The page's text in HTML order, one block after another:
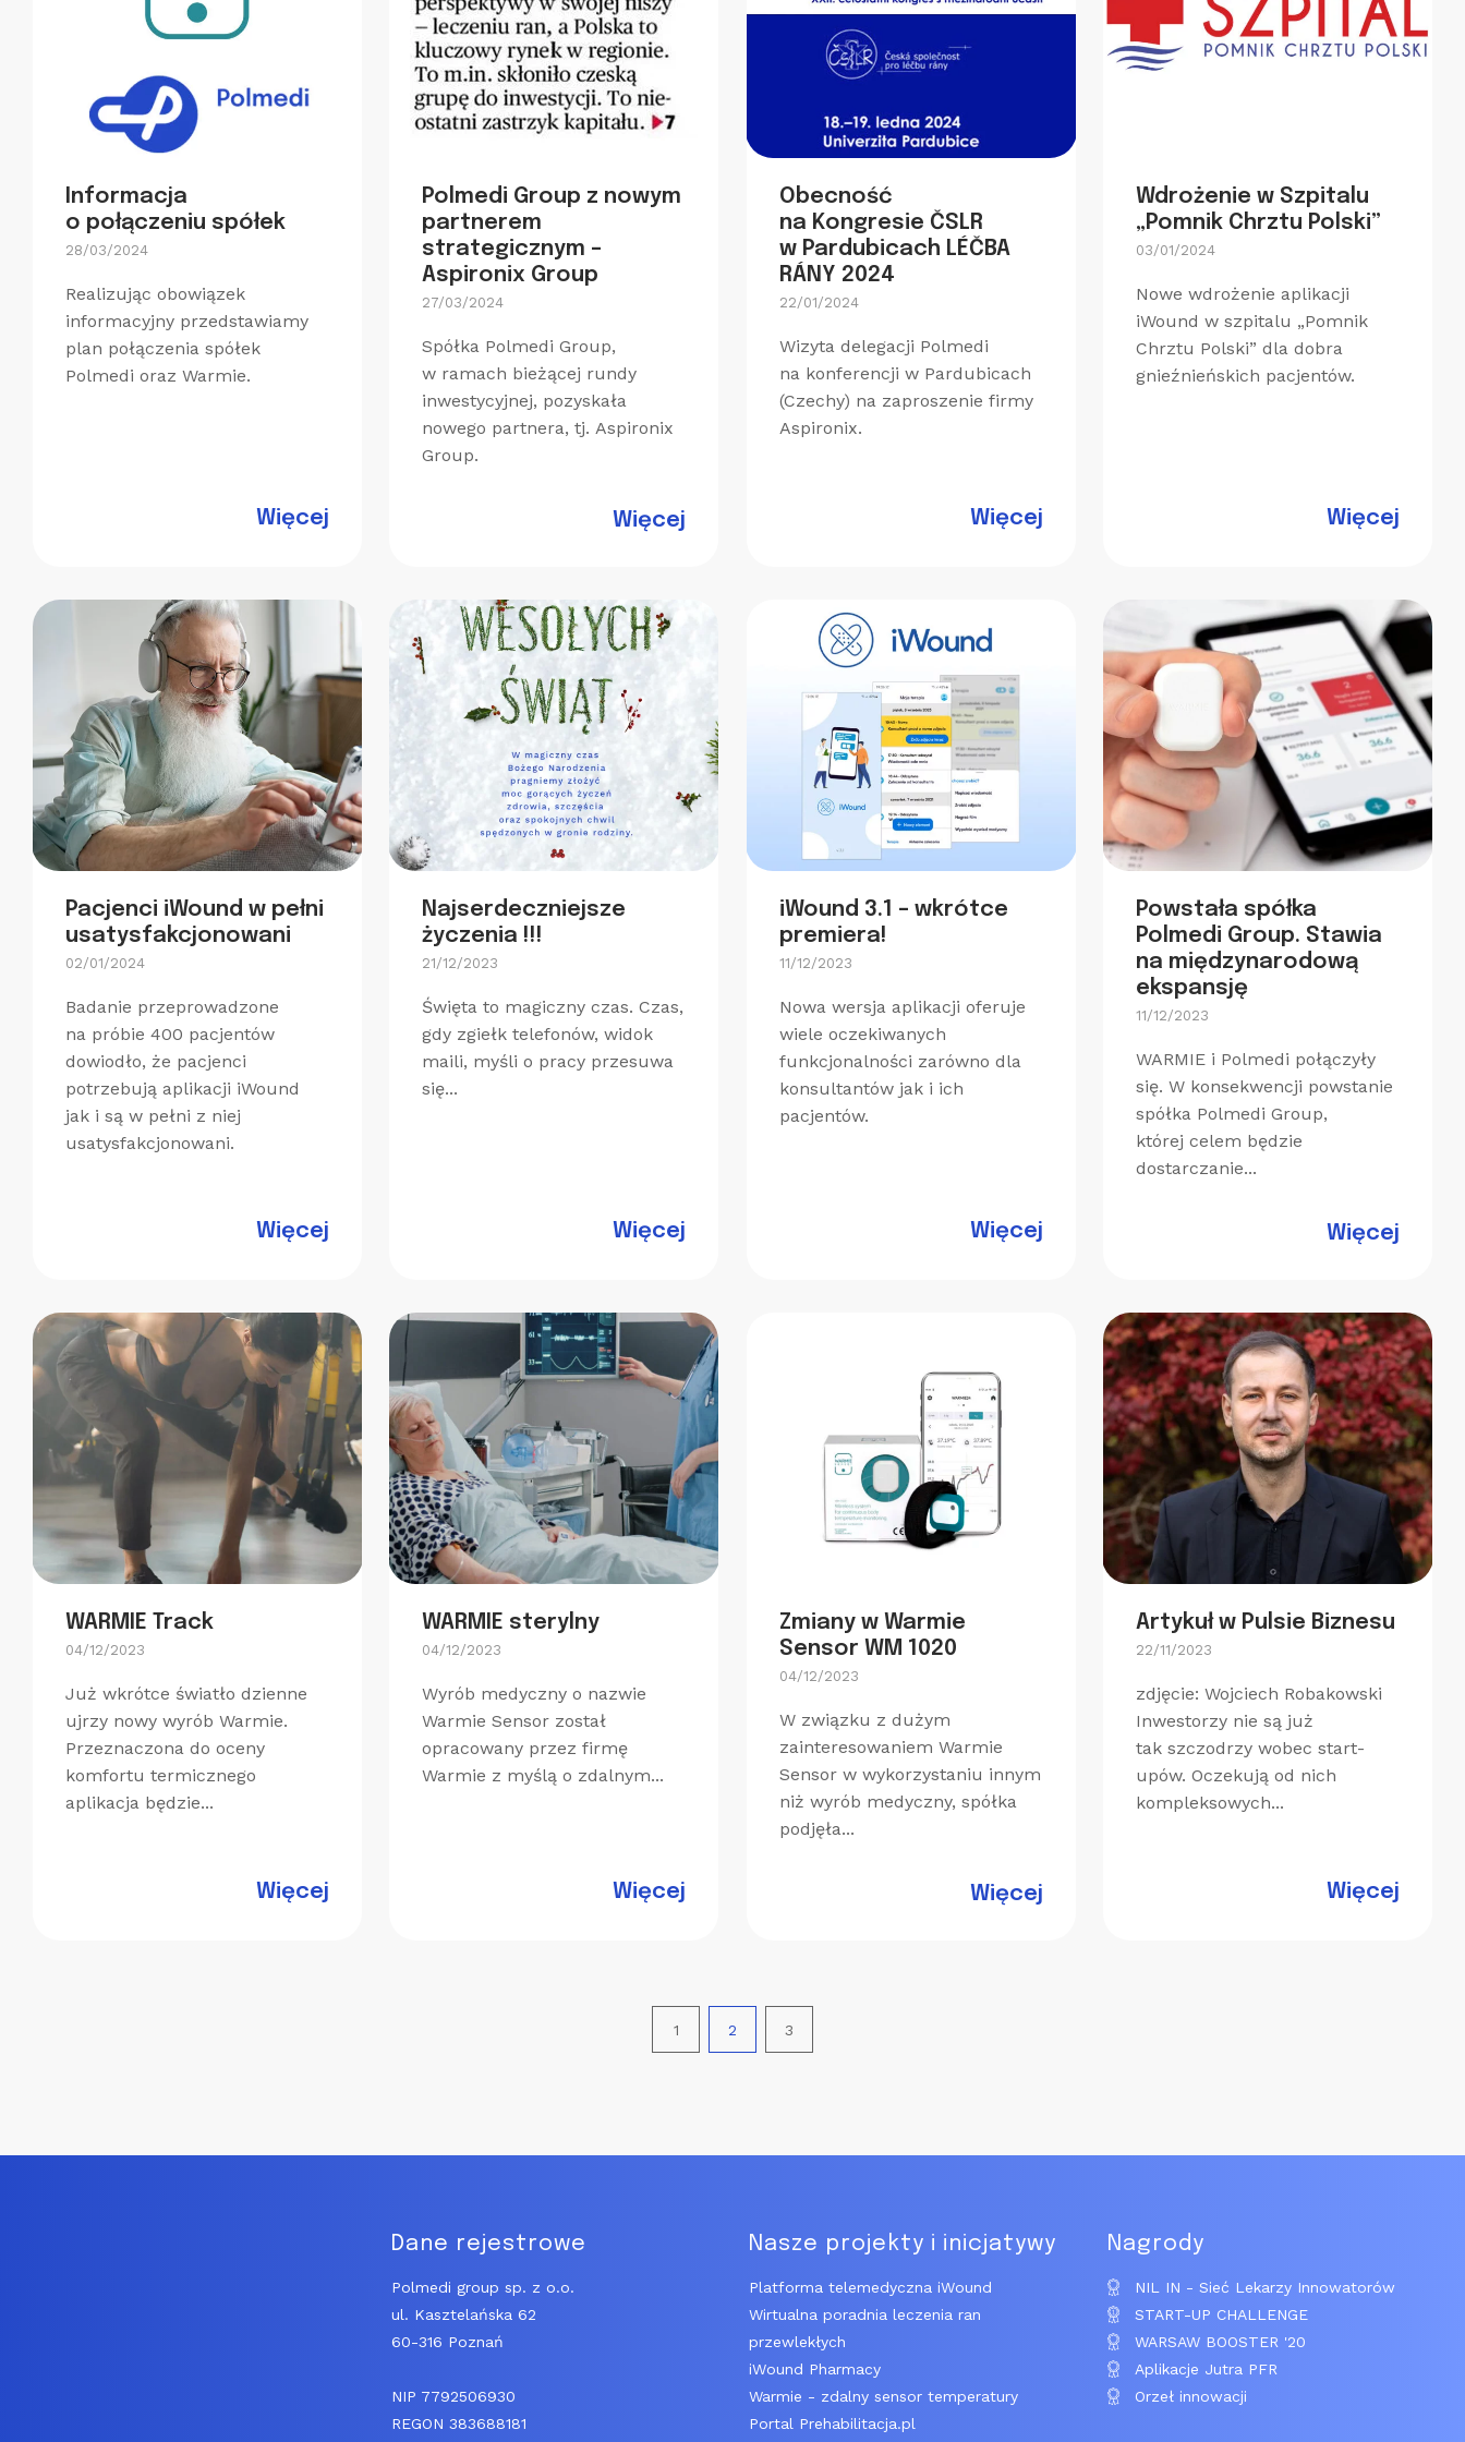
Informacja
o połączeniu spółek
28/03/2024
Realizując obowiązek
informacyjny przedstawiamy
plan połączenia spółek
Polmedi oraz Warmie.
Więcej
Polmedi Group z nowym
partnerem
strategicznym –
Aspironix Group
27/03/2024
Spółka Polmedi Group,
w ramach bieżącej rundy
inwestycyjnej, pozyskała
nowego partnera, tj. Aspironix
Group.
Więcej
Obecność
na Kongresie ČSLR
w Pardubicach LÉČBA
RÁNY 2024
22/01/2024
Wizyta delegacji Polmedi
na konferencji w Pardubicach
(Czechy) na zaproszenie firmy
Aspironix.
Więcej
Wdrożenie w Szpitalu
„Pomnik Chrztu Polski”
03/01/2024
Nowe wdrożenie aplikacji
iWound w szpitalu „Pomnik
Chrztu Polski” dla dobra
gnieźnieńskich pacjentów.
Więcej
Pacjenci iWound w pełni
usatysfakcjonowani
02/01/2024
Badanie przeprowadzone
na próbie 400 pacjentów
dowiodło, że pacjenci
potrzebują aplikacji iWound
jak i są w pełni z niej
usatysfakcjonowani.
Więcej
Najserdeczniejsze
życzenia !!!
21/12/2023
Święta to magiczny czas. Czas,
gdy zgiełk telefonów, widok
maili, myśli o pracy przesuwa
się...
Więcej
iWound 3.1 – wkrótce
premiera!
11/12/2023
Nowa wersja aplikacji oferuje
wiele oczekiwanych
funkcjonalności zarówno dla
konsultantów jak i ich
pacjentów.
Więcej
Powstała spółka
Polmedi Group. Stawia
na międzynarodową
ekspansję
11/12/2023
WARMIE i Polmedi połączyły
się. W konsekwencji powstanie
spółka Polmedi Group,
której celem będzie
dostarczanie...
Więcej
WARMIE Track
04/12/2023
Już wkrótce światło dzienne
ujrzy nowy wyrób Warmie.
Przeznaczona do oceny
komfortu termicznego
aplikacja będzie...
Więcej
WARMIE sterylny
04/12/2023
Wyrób medyczny o nazwie
Warmie Sensor został
opracowany przez firmę
Warmie z myślą o zdalnym...
Więcej
Zmiany w Warmie
Sensor WM 1020
04/12/2023
W związku z dużym
zainteresowaniem Warmie
Sensor w wykorzystaniu innym
niż wyrób medyczny, spółka
podjęła...
Więcej
Artykuł w Pulsie Biznesu
22/11/2023
zdjęcie: Wojciech Robakowski
Inwestorzy nie są już
tak szczodrzy wobec start-
upów. Oczekują od nich
kompleksowych...
Więcej
1 2 3
Dane rejestrowe
Polmedi group sp. z o.o.
ul. Kasztelańska 62
60-316 Poznań
NIP 7792506930
REGON 383688181
Nasze projekty i inicjatywy
Platforma telemedyczna iWound
Wirtualna poradnia leczenia ran
przewlekłych
iWound Pharmacy
Warmie - zdalny sensor temperatury
Portal Prehabilitacja.pl
Nagrody
NIL IN - Sieć Lekarzy Innowatorów
START-UP CHALLENGE
WARSAW BOOSTER '20
Aplikacje Jutra PFR
Orzeł innowacji